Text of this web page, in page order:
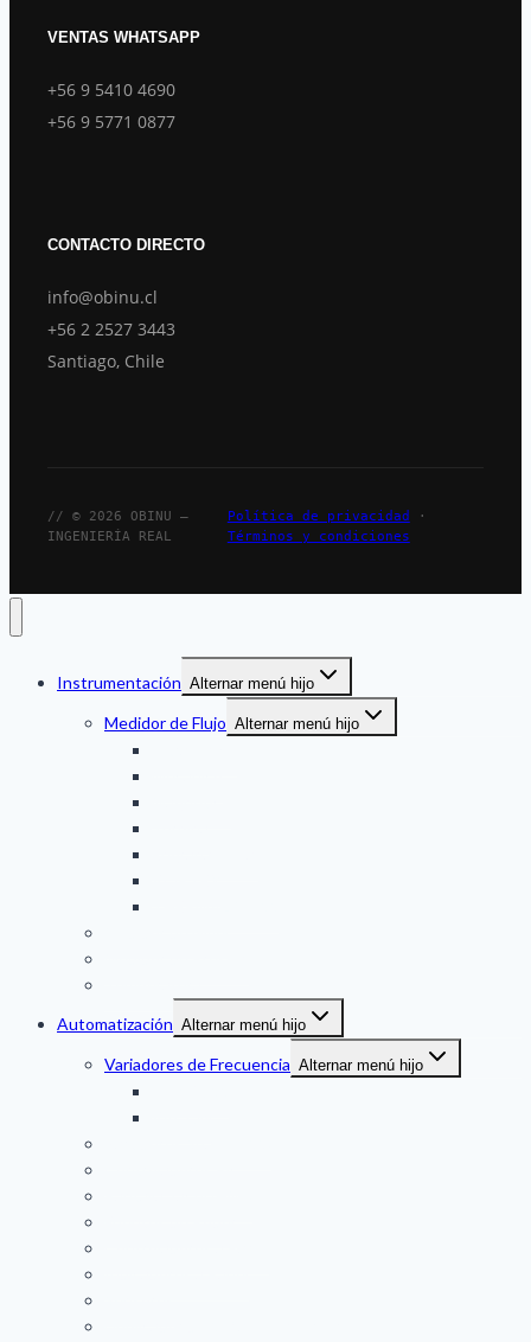
VENTAS WHATSAPP
+56 9 5410 4690
+56 9 5771 0877
CONTACTO DIRECTO
info@obinu.cl
+56 2 2527 3443
Santiago, Chile
// © 2026 OBINU —
INGENIERÍA REAL
Política de privacidad
·
Términos y condiciones
Instrumentación Alternar menú hijo
Medidor de Flujo Alternar menú hijo
Automatización Alternar menú hijo
Variadores de Frecuencia Alternar menú hijo